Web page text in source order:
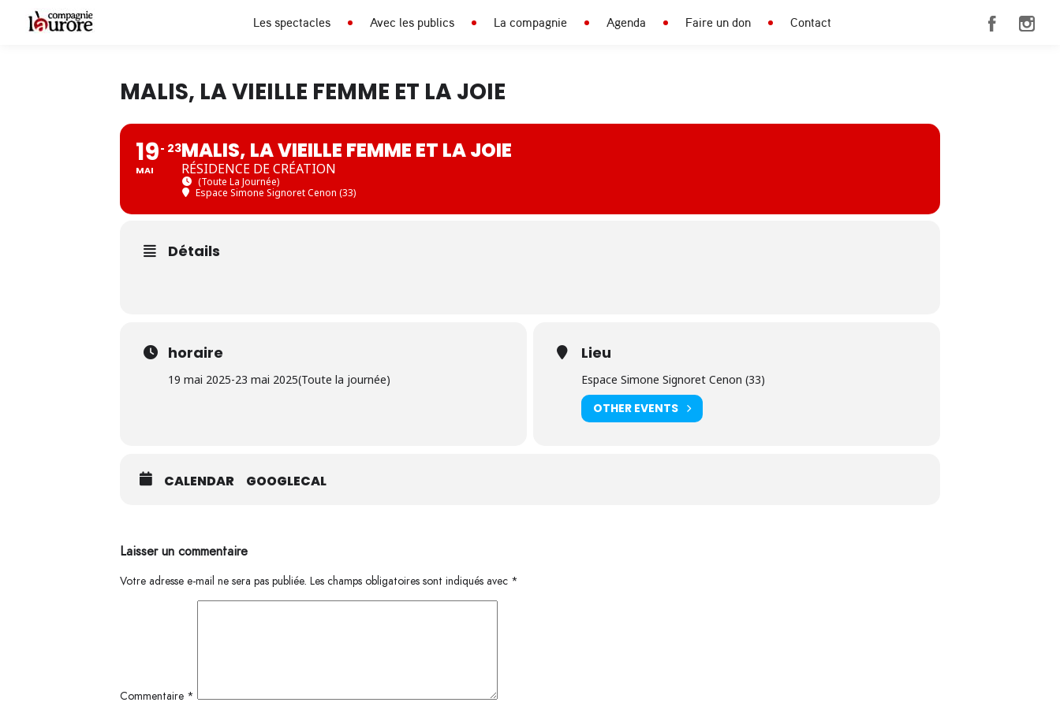
Les spectacles Avec les publics La compagnie Agenda Faire un don Contact
MALIS, LA VIEILLE FEMME ET LA JOIE
19
MAI
23MALIS, LA VIEILLE FEMME ET LA JOIE
RÉSIDENCE DE CRÉATION
(Toute La Journée)
Espace Simone Signoret Cenon (33)
Détails
horaire
19 mai 2025-23 mai 2025(Toute la journée)
Lieu
Espace Simone Signoret Cenon (33)
OTHER EVENTS
CALENDAR GOOGLECAL
Laisser un commentaire
Votre adresse e-mail ne sera pas publiée. Les champs obligatoires sont indiqués avec *
Commentaire *